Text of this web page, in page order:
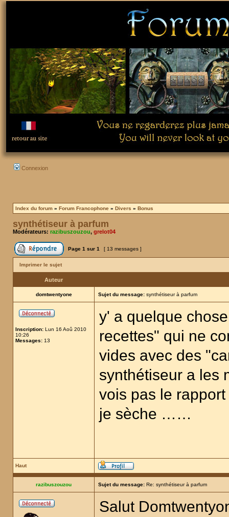
Connexion
Index du forum » Forum Francophone » Divers » Bonus
synthétiseur à parfum
Modérateurs: razibuszouzou, grelot04
Page 1 sur 1 [ 13 messages ]
Imprimer le sujet
Auteur
domtwentyone Sujet du message: synthétiseur à parfum
Inscription: Lun 16 Aoû 2010
10:26
Messages: 13
y' a quelque
recettes" qui ne
vides avec des
synthétiseur a les
vois pas le
je sèche ……
Haut
razibuszouzou Sujet du message: Re: synthétiseur à parfum
Salut